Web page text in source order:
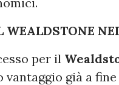
WEALDSTONE
per il
vantaggio già a